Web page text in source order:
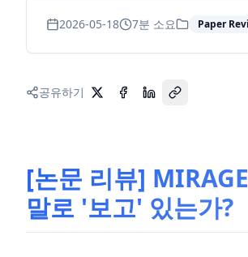
2026-05-18 7분 소요 Paper
공유하기
[논문 리뷰]
말로 '보고' 있는가?